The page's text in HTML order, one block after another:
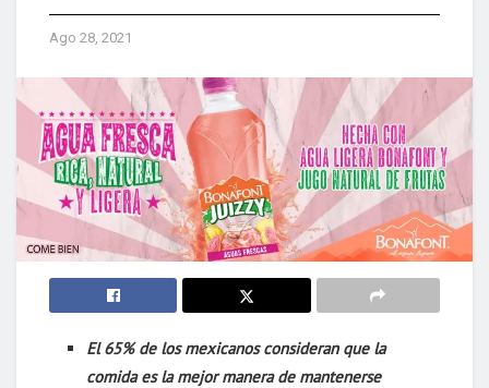
Ago 28, 2021
El 65% de los mexicanos consideran que la
comida es la mejor manera de mantenerse